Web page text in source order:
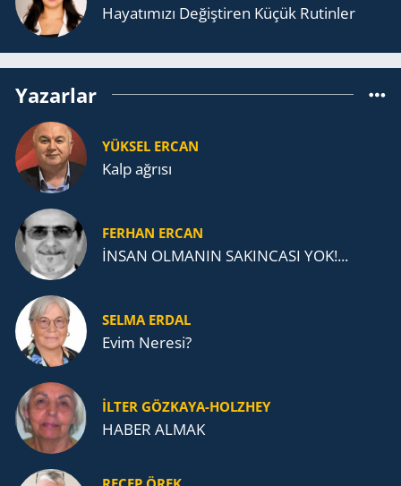
Ha­ya­tı­mı­zı De­ğiş­ti­ren Küçük Ru­tin­ler
Yazarlar
YÜKSEL ERCAN
Kalp ağrısı
FERHAN ERCAN
İNSAN OLMANIN SAKINCASI YOK!...
SELMA ERDAL
Evim Neresi?
İLTER GÖZKAYA-HOLZHEY
HABER ALMAK